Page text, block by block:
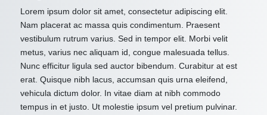
Lorem ipsum dolor sit amet, consectetur adipiscing elit.
Nam placerat ac massa quis condimentum. Praesent
vestibulum rutrum varius. Sed in tempor elit. Morbi velit
metus, varius nec aliquam id, congue malesuada tellus.
Nunc efficitur ligula sed auctor bibendum. Curabitur at est
erat. Quisque nibh lacus, accumsan quis urna eleifend,
vehicula dictum dolor. In vitae diam at nibh commodo
tempus in et justo. Ut molestie ipsum vel pretium pulvinar.